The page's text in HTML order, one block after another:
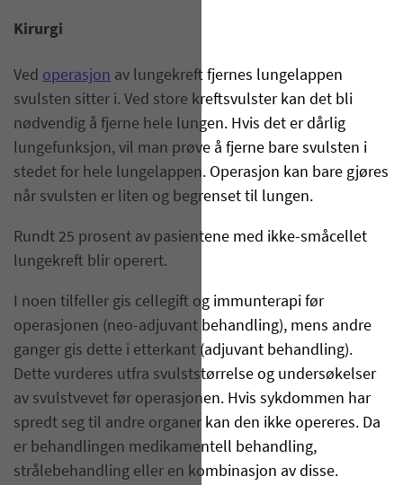
Kirurgi
Ved operasjon av lungekreft fjernes lungelappen
svulsten sitter i. Ved store kreftsvulster kan det bli
nødvendig å fjerne hele lungen. Hvis det er dårlig
lungefunksjon, vil man prøve å fjerne bare svulsten i
stedet for hele lungelappen. Operasjon kan bare gjøres
når svulsten er liten og begrenset til lungen.
Rundt 25 prosent av pasientene med ikke-småcellet
lungekreft blir operert.
I noen tilfeller gis cellegift og immunterapi før
operasjonen (neo-adjuvant behandling), mens andre
ganger gis dette i etterkant (adjuvant behandling).
Dette vurderes utfra svulststørrelse og undersøkelser
av svulstvevet før operasjonen. Hvis sykdommen har
spredt seg til andre organer kan den ikke opereres. Da
er behandlingen medikamentell behandling,
strålebehandling eller en kombinasjon av disse.